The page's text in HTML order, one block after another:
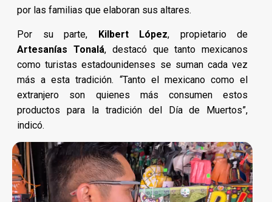
por las familias que elaboran sus altares.
Por su parte, Kilbert López, propietario de
Artesanías Tonalá, destacó que tanto mexicanos
como turistas estadounidenses se suman cada vez
más a esta tradición. “Tanto el mexicano como el
extranjero son quienes más consumen estos
productos para la tradición del Día de Muertos”,
indicó.